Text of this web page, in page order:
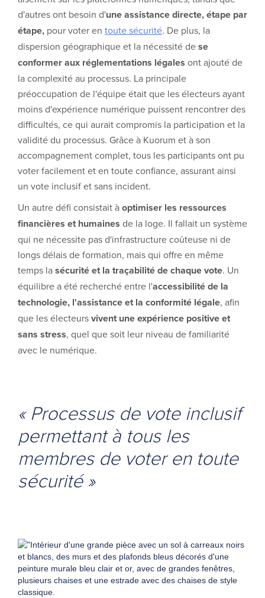
d'autres ont besoin d'une assistance directe, étape par
étape, pour voter en toute sécurité. De plus, la
dispersion géographique et la nécessité dese
conformer aux réglementations légales ont ajouté de
la complexité au processus. La principale
préoccupation de l'équipe était que les électeurs ayant
moins d'expérience numérique puissent rencontrer des
difficultés, ce qui aurait compromis la participation et la
validité du processus. Grâce à Kuorum et à son
accompagnement complet, tous les participants ont pu
voter facilement et en toute confiance, assurant ainsi
un vote inclusif et sans incident.
Un autre défi consistait àoptimiser les ressources
financières et humaines de la loge. Il fallait un système
qui ne nécessite pas d'infrastructure coûteuse ni de
longs délais de formation, mais qui offre en même
temps lasécurité et la traçabilité de chaque vote. Un
équilibre a été recherché entre l'accessibilité de la
technologie, l'assistance et la conformité légale, afin
que les électeursvivent une expérience positive et
sans stress, quel que soit leur niveau de familiarité
avec le numérique.
« Processus de vote inclusif
permettant à tous les
membres de voter en toute
sécurité »